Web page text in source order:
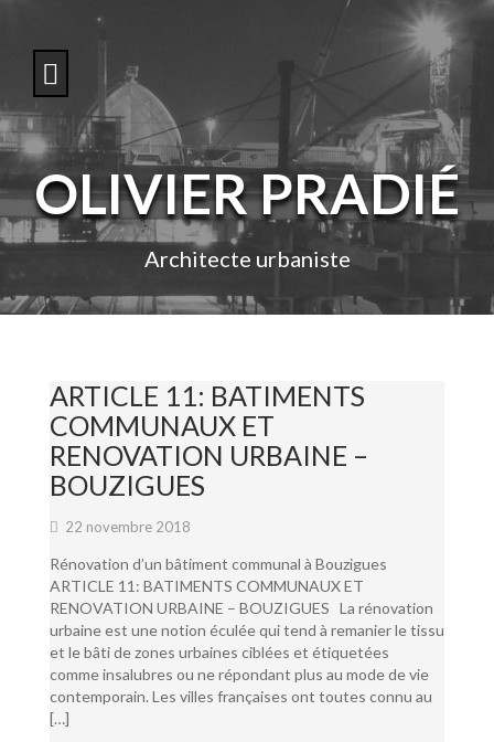
o
c
n
e
OLIVIER PRADIÉ
Architecte urbaniste
ARTICLE 11: BATIMENTS
COMMUNAUX ET
RENOVATION URBAINE –
BOUZIGUES
22 novembre 2018
Rénovation d’un bâtiment communal à Bouzigues
ARTICLE 11: BATIMENTS COMMUNAUX ET
RENOVATION URBAINE – BOUZIGUES La rénovation
urbaine est une notion éculée qui tend à remanier le tissu
et le bâti de zones urbaines ciblées et étiquetées
comme insalubres ou ne répondant plus au mode de vie
contemporain. Les villes françaises ont toutes connu au
[…]